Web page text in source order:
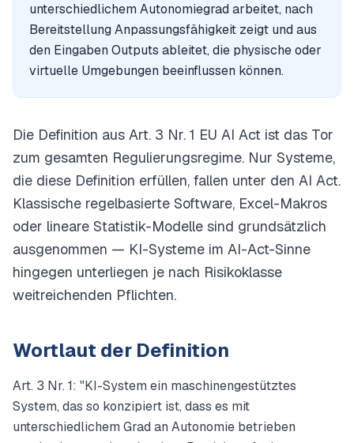
unterschiedlichem Autonomiegrad arbeitet, nach
Bereitstellung Anpassungsfähigkeit zeigt und aus
den Eingaben Outputs ableitet, die physische oder
virtuelle Umgebungen beeinflussen können.
Die Definition aus Art. 3 Nr. 1 EU AI Act ist das Tor
zum gesamten Regulierungsregime. Nur Systeme,
die diese Definition erfüllen, fallen unter den AI Act.
Klassische regelbasierte Software, Excel-Makros
oder lineare Statistik-Modelle sind grundsätzlich
ausgenommen — KI-Systeme im AI-Act-Sinne
hingegen unterliegen je nach Risikoklasse
weitreichenden Pflichten.
Wortlaut der Definition
Art. 3 Nr. 1: "KI-System ein maschinengestütztes
System, das so konzipiert ist, dass es mit
unterschiedlichem Grad an Autonomie betrieben